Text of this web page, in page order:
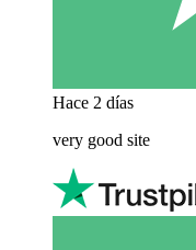
Hace 2 días
very good site